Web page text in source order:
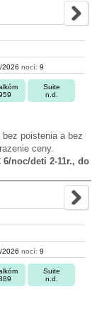
2026 nocí: 9
Suite
n.d.
poistenia a bez
ceny.
noc/deti 2-11r., do
2026 nocí: 9
Suite
n.d.